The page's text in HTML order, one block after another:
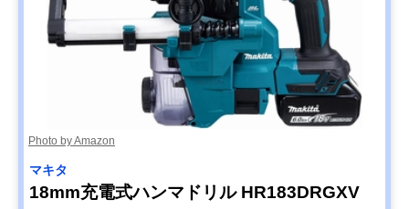
Photo by Amazon
マキタ
18mm充電式ハンマドリル HR183DRGXV